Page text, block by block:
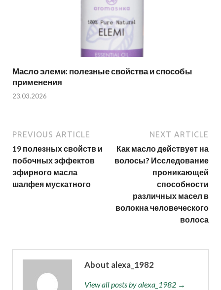
Масло элеми: полезные свойства и способы
применения
23.03.2026
PREVIOUS ARTICLE
19 полезных свойств и
побочных эффектов
эфирного масла
шалфея мускатного
NEXT ARTICLE
Как масло действует на
волосы? Исследование
проникающей
способности
различных масел в
волокна человеческого
волоса
About alexa_1982
View all posts by alexa_1982 →